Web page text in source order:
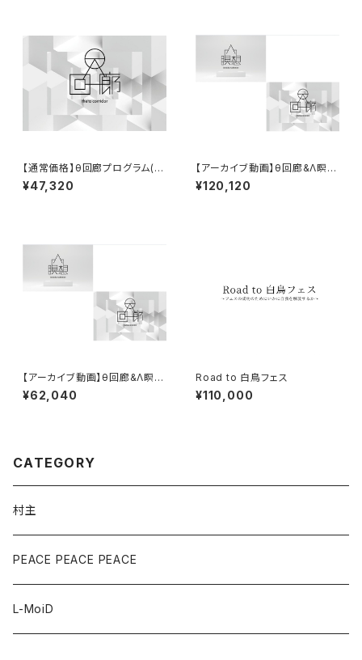
【通常価格】θ回廊プログラム(第
3期/6回払い)
¥47,320
【アーカイブ動画】θ回廊&Λ瞑想
プログラム（1期/6回払い）※10/
21以降
¥120,120
【アーカイブ動画】θ回廊&Λ瞑想
プログラム（1期/12回払い）※1
0/21以降
¥62,040
Road to 白鳥フェス
¥110,000
CATEGORY
村主
PEACE PEACE PEACE
L-MoiD